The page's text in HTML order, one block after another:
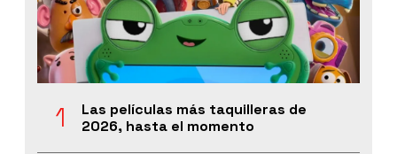
Las películas más taquilleras de
2026, hasta el momento